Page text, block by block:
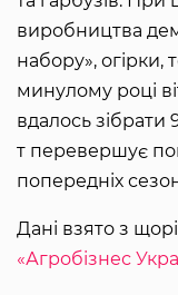
виробництва
набору», огірки,
минулому році
вдалось зібрати
т перевершує
попередніх
Дані взято з
«Агробізнес